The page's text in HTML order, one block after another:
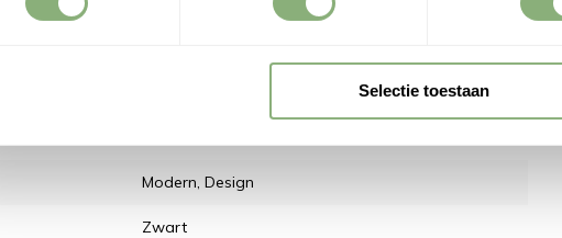
Selectie toestaan
Bekijk hier de handleiding
Eetkamer, Hal / Vide, Keuken, Slaapkamer,
Modern, Design
Zwart